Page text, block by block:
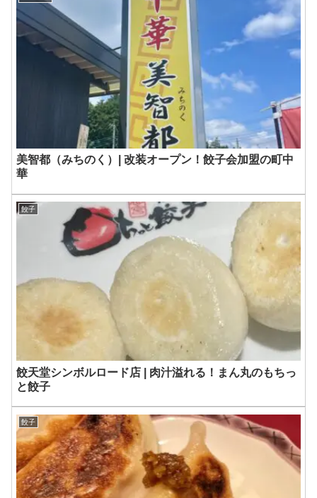
美智都（みちのく）| 改装オープン！餃子会加盟の町中
華
餃子
餃天堂シンボルロード店 | 肉汁溢れる！まん丸のもちっ
と餃子
餃子